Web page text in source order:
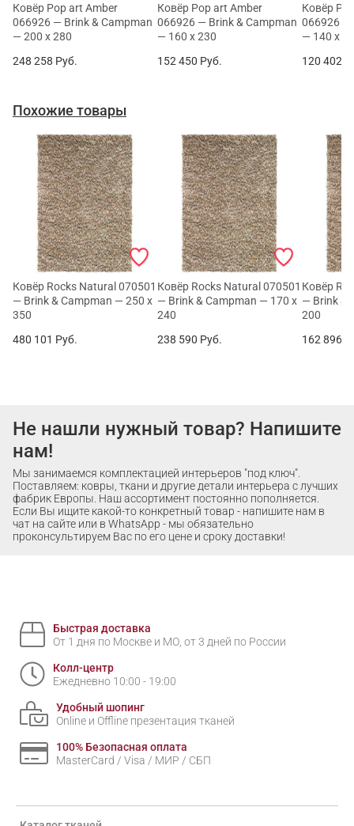
Ковёр Pop art Amber
066926 — Brink & Campman
— 200 x 280
248 258 Руб.
Ковёр Pop art Amber
066926 — Brink & Campman
— 160 x 230
152 450 Руб.
Ковёр
066926 —
— 140 x
120 402
Похожие товары
Ковёр Rocks Natural 070501
— Brink & Campman — 250 x
350
480 101 Руб.
Ковёр Rocks Natural 070501
— Brink & Campman — 170 x
240
238 590 Руб.
Ковёр
— Brink &
200
162 896
Не нашли нужный товар? Напишите
нам!
Мы занимаемся комплектацией интерьеров "под ключ".
Поставляем: ковры, ткани и другие детали интерьера с лучших
фабрик Европы. Наш ассортимент постоянно пополняется.
Если Вы ищите какой-то конкретный товар - напишите нам в
чат на сайте или в WhatsApp - мы обязательно
проконсультируем Вас по его цене и сроку доставки!
Быстрая доставка
От 1 дня по Москве и МО, от 3 дней по России
Колл-центр
Ежедневно 10:00 - 19:00
Удобный шопинг
Online и Offline презентация тканей
100% Безопасная оплата
MasterCard / Visa / МИР / СБП